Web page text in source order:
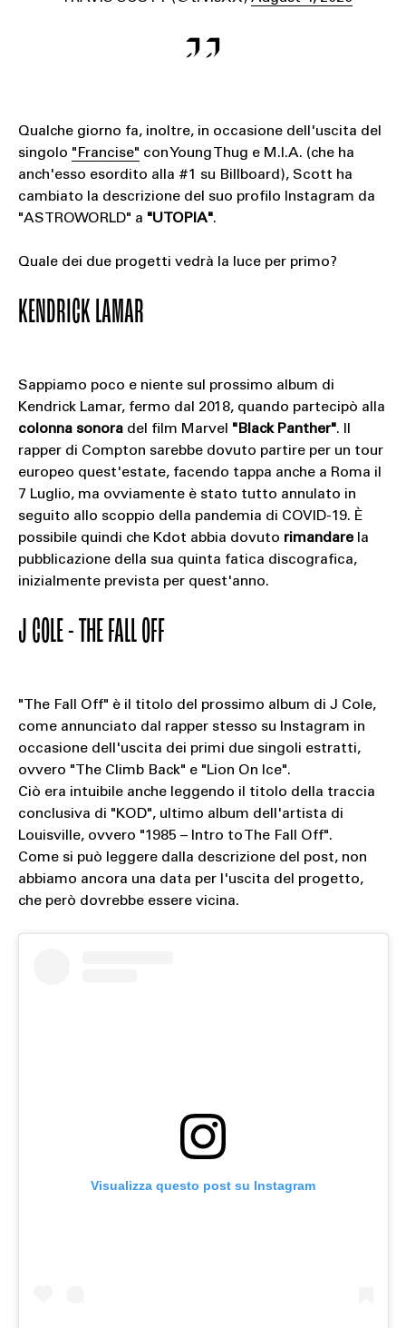
Qualche giorno fa, inoltre, in occasione dell'uscita del
singolo "Francise" con Young Thug e M.I.A. (che ha
anch'esso esordito alla #1 su Billboard), Scott ha
cambiato la descrizione del suo profilo Instagram da
"ASTROWORLD" a "UTOPIA".
Quale dei due progetti vedrà la luce per primo?
KENDRICK LAMAR
Sappiamo poco e niente sul prossimo album di
Kendrick Lamar, fermo dal 2018, quando partecipò alla
colonna sonoradel film Marvel "Black Panther". Il
rapper di Compton sarebbe dovuto partire per un tour
europeo quest'estate, facendo tappa anche a Roma il
7 Luglio, ma ovviamente è stato tutto annulato in
seguito allo scoppio della pandemia di COVID-19. È
possibile quindi che Kdot abbia dovuto rimandarela
pubblicazione della sua quinta fatica discografica,
inizialmente prevista per quest'anno.
J COLE - THE FALL OFF
"The Fall Off" è il titolo del prossimo album di J Cole,
come annunciato dal rapper stesso su Instagram in
occasione dell'uscita dei primi due singoli estratti,
ovvero "The Climb Back" e "Lion On Ice".
Ciò era intuibile anche leggendo il titolo della traccia
conclusiva di "KOD", ultimo album dell'artista di
Louisville, ovvero "1985 – Intro to The Fall Off".
Come si può leggere dalla descrizione del post, non
abbiamo ancora una data per l'uscita del progetto,
che però dovrebbe essere vicina.
Visualizza questo post su Instagram